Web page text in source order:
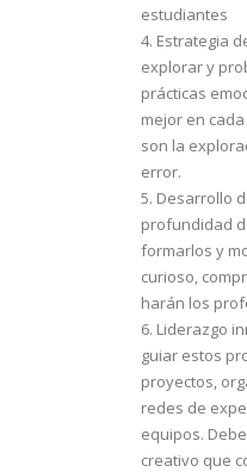
estudiantes
4. Estrategia
explorar y
prácticas
mejor en
son la
error.
5. Desarrollo
profundidad
formarlos y
curioso,
harán los
6. Liderazgo
guiar estos
proyectos,
redes de
equipos.
creativo que